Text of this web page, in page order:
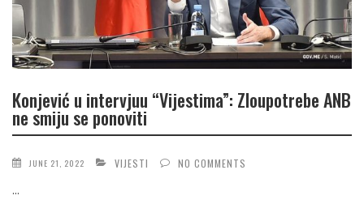
Konjević u intervjuu “Vijestima”: Zloupotrebe ANB
ne smiju se ponoviti
JUNE 21, 2022 VIJESTI NO COMMENTS
...